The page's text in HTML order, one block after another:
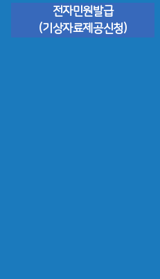
전자민원발급
(기상자료제공신청)